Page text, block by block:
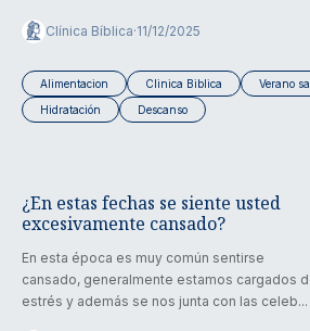
Clínica Bíblica·11/12/2025
Alimentacion Clinica Biblica
Verano
Hidratación
Descanso
¿En estas fechas se siente usted
excesivamente cansado?
En esta época es muy común sentirse
cansado, generalmente estamos cargados
estrés y además se nos junta con las celeb...